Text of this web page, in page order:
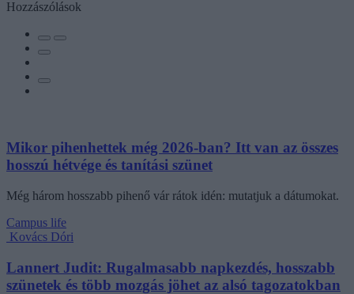
Hozzászólások
Mikor pihenhettek még 2026-ban? Itt van az összes
hosszú hétvége és tanítási szünet
Még három hosszabb pihenő vár rátok idén: mutatjuk a dátumokat.
Campus life
Kovács Dóri
Lannert Judit: Rugalmasabb napkezdés, hosszabb
szünetek és több mozgás jöhet az alsó tagozatokban